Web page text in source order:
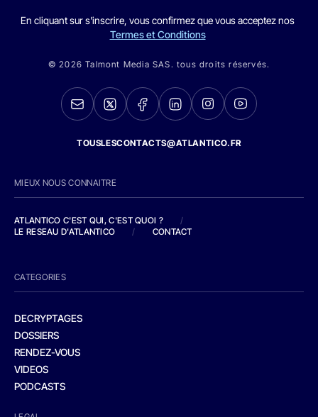
En cliquant sur s'inscrire, vous confirmez que vous acceptez nos
Termes et Conditions
© 2026 Talmont Media SAS. tous droits réservés.
TOUSLESCONTACTS@ATLANTICO.FR
MIEUX NOUS CONNAITRE
ATLANTICO C'EST QUI, C'EST QUOI ?
/
LE RESEAU D'ATLANTICO
/ CONTACT
CATEGORIES
DECRYPTAGES
DOSSIERS
RENDEZ-VOUS
VIDEOS
PODCASTS